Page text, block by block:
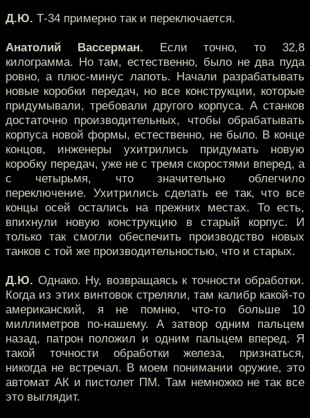
Д.Ю. Т-34 примерно так и переключается.
Анатолий Вассерман. Если точно, то 32,8
килограмма. Но там, естественно, было не два пуда
ровно, а плюс-минус лапоть. Начали разрабатывать
новые коробки передач, но все конструкции, которые
придумывали, требовали другого корпуса. А станков
достаточно производительных, чтобы обрабатывать
корпуса новой формы, естественно, не было. В конце
концов, инженеры ухитрились придумать новую
коробку передач, уже не с тремя скоростями вперед, а
с четырьмя, что значительно облегчило
переключение. Ухитрились сделать ее так, что все
концы осей остались на прежних местах. То есть,
впихнули новую конструкцию в старый корпус. И
только так смогли обеспечить производство новых
танков с той же производительностью, что и старых.
Д.Ю. Однако. Ну, возвращаясь к точности обработки.
Когда из этих винтовок стреляли, там калибр какой-то
американский, я не помню, что-то больше 10
миллиметров по-нашему. А затвор одним пальцем
назад, патрон положил и одним пальцем вперед. Я
такой точности обработки железа, признаться,
никогда не встречал. В моем понимании оружие, это
автомат АК и пистолет ПМ. Там немножко не так все
это выглядит.